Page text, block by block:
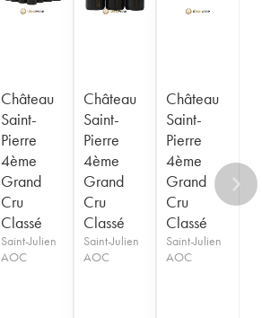
Château
Saint-
Pierre
4ème
Grand
Cru
Classé
Saint-Julien
AOC
Château
Saint-
Pierre
4ème
Grand
Cru
Classé
Saint-Julien
AOC
Château
Saint-
Pierre
4ème
Grand
Cru
Classé
Saint-Julien
AOC